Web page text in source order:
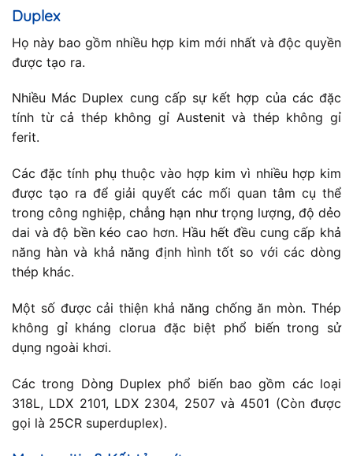
Duplex
Họ này bao gồm nhiều hợp kim mới nhất và độc quyền
được tạo ra.
Nhiều Mác Duplex cung cấp sự kết hợp của các đặc
tính từ cả thép không gỉ Austenit và thép không gỉ
ferit.
Các đặc tính phụ thuộc vào hợp kim vì nhiều hợp kim
được tạo ra để giải quyết các mối quan tâm cụ thể
trong công nghiệp, chẳng hạn như trọng lượng, độ dẻo
dai và độ bền kéo cao hơn. Hầu hết đều cung cấp khả
năng hàn và khả năng định hình tốt so với các dòng
thép khác.
Một số được cải thiện khả năng chống ăn mòn. Thép
không gỉ kháng clorua đặc biệt phổ biến trong sử
dụng ngoài khơi.
Các trong Dòng Duplex phổ biến bao gồm các loại
318L, LDX 2101, LDX 2304, 2507 và 4501 (Còn được
gọi là 25CR superduplex).